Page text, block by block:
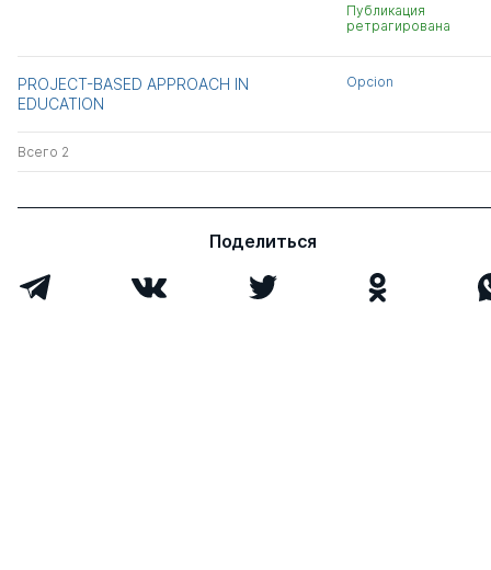
Публикация
ретрагирована
PROJECT-BASED APPROACH IN
EDUCATION
Opcion
Всего 2
Поделиться